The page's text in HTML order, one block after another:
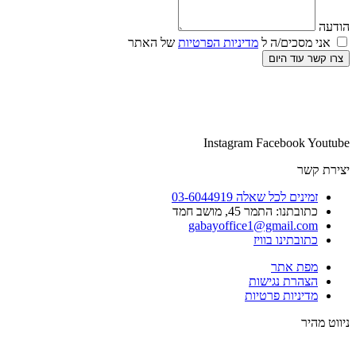
הודעה
אני מסכים/ה ל מדיניות הפרטיות של האתר
צרו קשר עוד היום
Instagram FacebookYoutube
יצירת קשר
זמינים לכל שאלה 03-6044919
כתובתנו: התמר 45, מושב חמד​
gabayoffice1@gmail.com
כתובתינו בוויז
מפת אתר
הצהרת נגישות
מדיניות פרטיות
ניווט מהיר